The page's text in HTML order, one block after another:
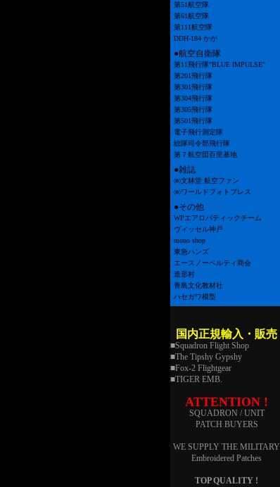
第51航空隊
第61航空隊
第111航空隊
DDH-184 かが
●航空自衛隊
第11飛行隊"BLUE IMPULSE"
第201飛行隊
第301飛行隊
第304飛行隊
第305飛行隊
第501飛行隊
電子飛行測定隊
総隊司令部飛行隊
第７航空団百里基地
●雑誌
㈱文林堂 航空ファン
㈱ワールドフォトプレス
●その他
WPエアロバティックチーム
ヴィッセル神戸
mono shop
東急ハンズ
エースノーベルティ商会
造形村
青島文化教材社
ハセガワ模型
国内正規輸入・販売
■Squadron Flight Shop
■The Tipshy Gypshy
■Fox-2 Flightgear
■TIGER EMB.
ATTENTION !
SQUADRON / UNIT
PATCH BUYERS
WE SUPPLY THE MILITARY
Embroidered Patches
TOP QUALITY !